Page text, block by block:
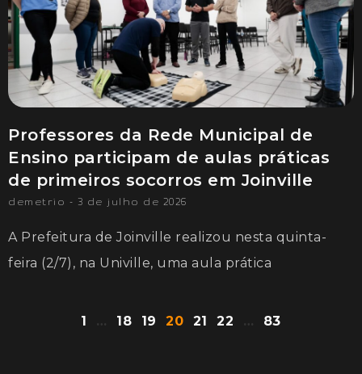
Professores da Rede Municipal de
Ensino participam de aulas práticas
de primeiros socorros em Joinville
demetrio 3 de julho de 2026
A Prefeitura de Joinville realizou nesta quinta-
feira (2/7), na Univille, uma aula prática
1 … 18 19 20 21 22 … 83